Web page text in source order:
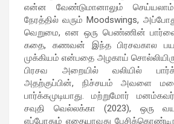
என்ன வேண்டுமானாலும்
நேரத்தில் வரும் Moodswings,
வெறுமை, என ஒரு பெண்ணின்
கதை, கணவன் இந்த பிரசவகால
முக்கியம் என்பதை அழகாய்
பிரசவ அறையில் வலியில்
அதற்குப்பின், நிச்சயம் அவளை
பார்க்கமுடியாது. மற்றுமோர்
சவுதி வெல்லக்கா (2023), ஒரு
எப்போதும் எதையாவது